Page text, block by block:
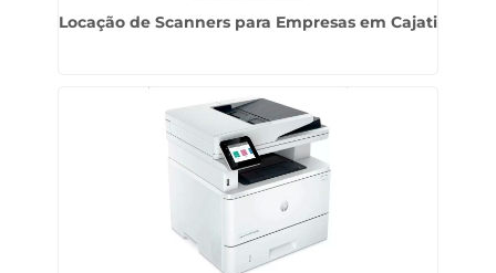
Locação de Scanners para Empresas em Cajati